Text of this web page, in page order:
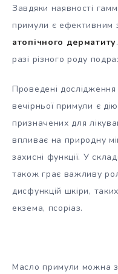
Завдяки наявності
примули є ефективним
атопічного дерматиту
разі різного роду
Проведені
вечірньої примули є
призначених для
впливає на природну
захисні функції. У
також грає важливу
дисфункцій шкіри,
екзема, псоріаз.
Масло примули можна